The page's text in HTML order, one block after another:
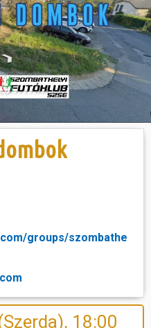
groups/szombathe
18:00